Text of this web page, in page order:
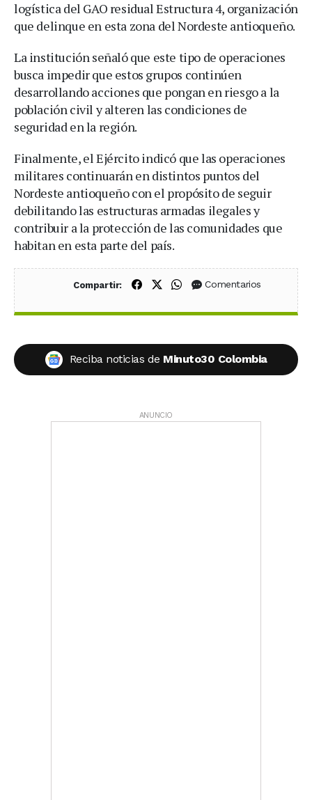
logística del GAO residual Estructura 4, organización
que delinque en esta zona del Nordeste antioqueño.
La institución señaló que este tipo de operaciones
busca impedir que estos grupos continúen
desarrollando acciones que pongan en riesgo a la
población civil y alteren las condiciones de
seguridad en la región.
Finalmente, el Ejército indicó que las operaciones
militares continuarán en distintos puntos del
Nordeste antioqueño con el propósito de seguir
debilitando las estructuras armadas ilegales y
contribuir a la protección de las comunidades que
habitan en esta parte del país.
Compartir: Compartir en Facebook
Compartir en X (Twitter)
Compartir en WhatsApp
Comentarios
Reciba noticias de Minuto30 Colombia
ANUNCIO